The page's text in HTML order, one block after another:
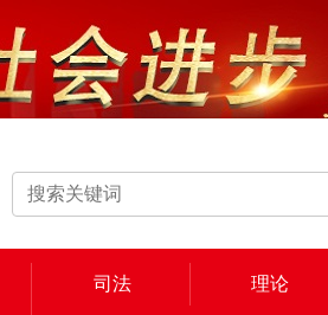
司法 理论